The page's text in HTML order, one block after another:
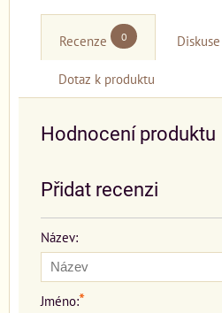
Recenze 0 Diskuse
Dotaz k produktu
Hodnocení produktu
Přidat recenzi
Název:
Jméno:*